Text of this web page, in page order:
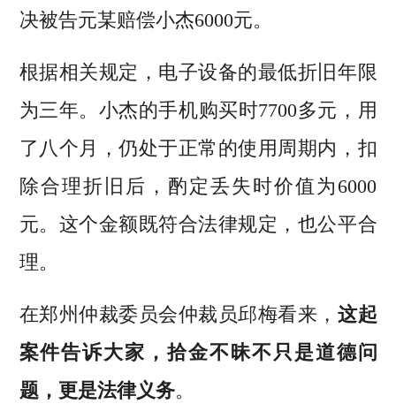
决被告元某赔偿小杰6000元。
根据相关规定，电子设备的最低折旧年限
为三年。小杰的手机购买时7700多元，用
了八个月，仍处于正常的使用周期内，扣
除合理折旧后，酌定丢失时价值为6000
元。这个金额既符合法律规定，也公平合
理。
在郑州仲裁委员会仲裁员邱梅看来， 这起
案件告诉大家，拾金不昧不只是道德问
题，更是法律义务。